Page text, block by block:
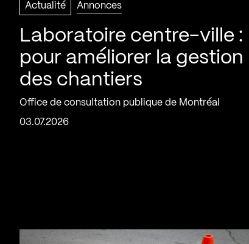
Actualité Annonces
Laboratoire centre-ville :
pour améliorer la gestion
des chantiers
Office de consultation publique de Montréal
03.07.2026